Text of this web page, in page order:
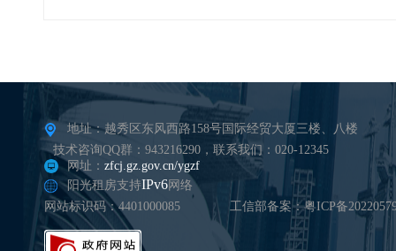
地址：越秀区东风西路158号国际经贸大厦三楼、八楼
技术咨询QQ群：943216290，联系我们：020-12345
网址： zfcj.gz.gov.cn/ygzf
阳光租房支持IPv6网络
网站标识码：4401000085
工信部备案：粤ICP备